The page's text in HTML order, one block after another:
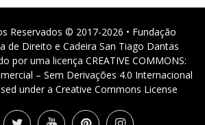
Reservados © 2017-2026 • Fundação
de Direito e Cadeira San Tiago Dantas
por uma licença CREATIVE COMMONS:
– Sem Derivações 4.0 Internacional
under a Creative Commons License